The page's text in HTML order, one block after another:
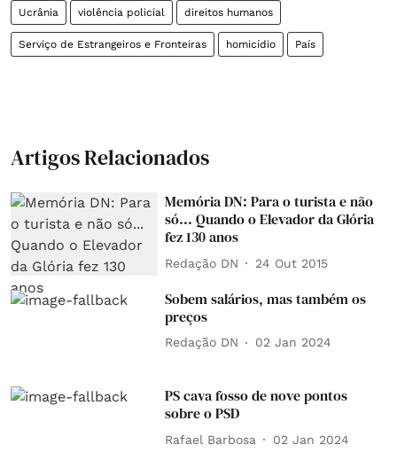
Ucrânia violência policial direitos humanos
Serviço de Estrangeiros e Fronteiras homicídio País
Artigos Relacionados
Memória DN: Para o turista e não
só... Quando o Elevador da Glória
fez 130 anos
Redação DN 24 Out 2015
Sobem salários, mas também os
preços
Redação DN 02 Jan 2024
PS cava fosso de nove pontos
sobre o PSD
Rafael Barbosa 02 Jan 2024